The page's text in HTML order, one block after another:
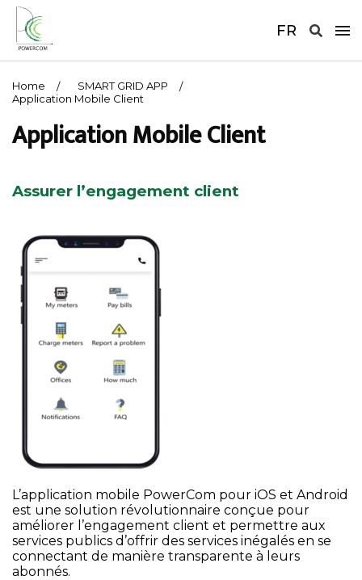
FR
Home
SMART GRID APP
Application Mobile Client
Application Mobile Client
Assurer l’engagement client
L’application mobile PowerCom pour iOS et Android
est une solution révolutionnaire conçue pour
améliorer l’engagement client et permettre aux
services publics d’offrir des services inégalés en se
connectant de manière transparente à leurs
abonnés.